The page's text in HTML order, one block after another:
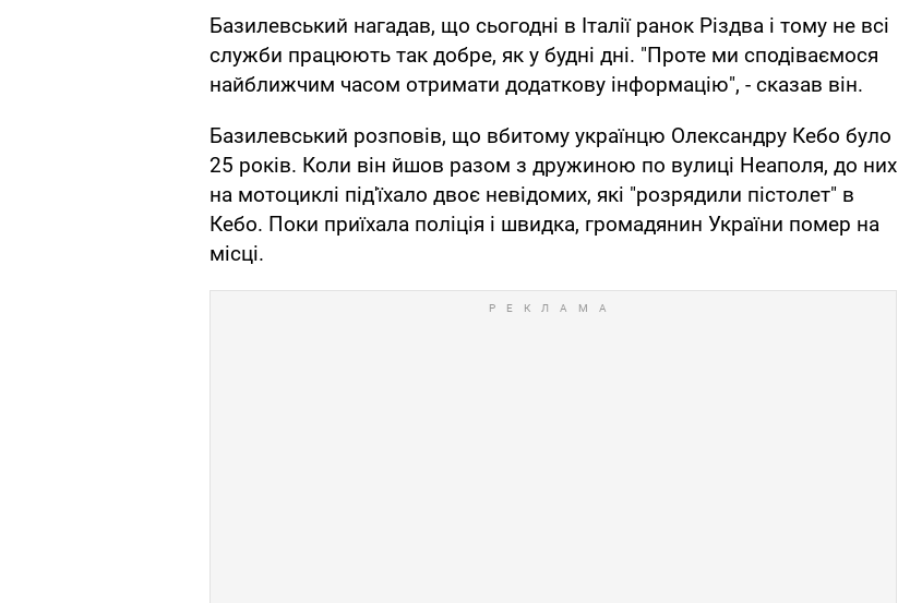
Базилевський нагадав, що сьогодні в Італії ранок Різдва і тому не всі
служби працюють так добре, як у будні дні. "Проте ми сподіваємося
найближчим часом отримати додаткову інформацію", - сказав він.
Базилевський розповів, що вбитому українцю Олександру Кебо було
25 років. Коли він йшов разом з дружиною по вулиці Неаполя, до них
на мотоциклі під'їхало двоє невідомих, які "розрядили пістолет" в
Кебо. Поки приїхала поліція і швидка, громадянин України помер на
місці.